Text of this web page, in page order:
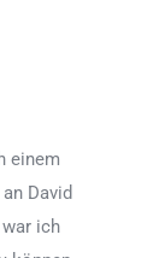
einem
David
ich